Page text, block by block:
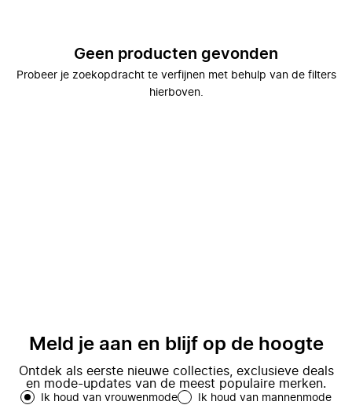
Geen producten gevonden
Probeer je zoekopdracht te verfijnen met behulp van de filters
hierboven.
Meld je aan en blijf op de hoogte
Ontdek als eerste nieuwe collecties, exclusieve deals
en mode-updates van de meest populaire merken.
Ik houd van vrouwenmode Ik houd van mannenmode